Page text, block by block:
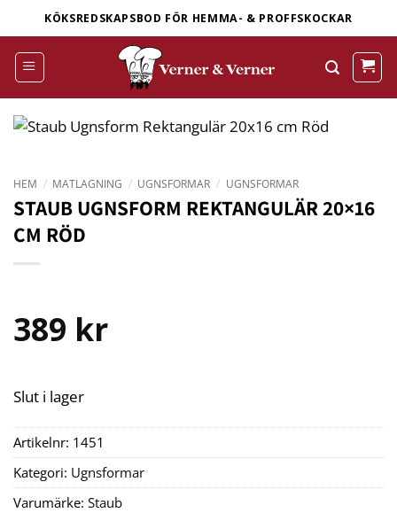
to
content
KÖKSREDSKAPSBOD FÖR HEMMA- & PROFFSKOCKAR
HEM / MATLAGNING / UGNSFORMAR / UGNSFORMAR
STAUB UGNSFORM REKTANGULÄR 20×16
CM RÖD
389 kr
Slut i lager
Artikelnr: 1451
Kategori: Ugnsformar
Varumärke: Staub